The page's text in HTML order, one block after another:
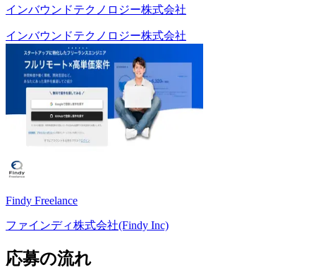
インバウンドテクノロジー株式会社
インバウンドテクノロジー株式会社
Findy Freelance
ファインディ株式会社(Findy Inc)
応募の流れ